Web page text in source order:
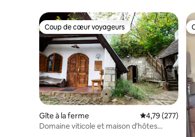
Coup de cœur voyageurs
Coup de cœur voyageurs
Gîte à la ferme Évaluation
4,79 (277)
Domaine viticole et maison d'hôtes